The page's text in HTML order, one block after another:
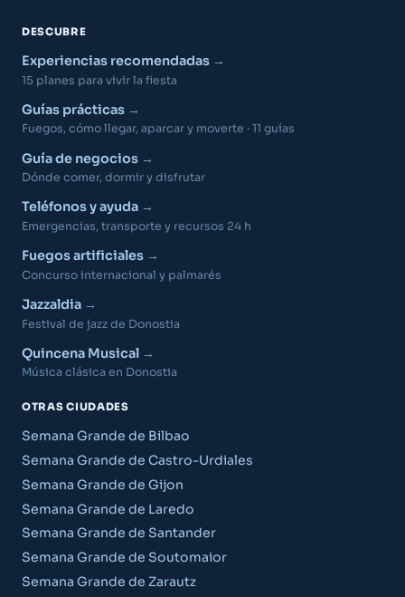
DESCUBRE
Experiencias recomendadas
15 planes para vivir la fiesta
Guías prácticas
Fuegos, cómo llegar, aparcar y moverte · 11 guías
Guía de negocios
Dónde comer, dormir y disfrutar
Teléfonos y ayuda
Emergencias, transporte y recursos 24 h
Fuegos artificiales
Concurso internacional y palmarés
Jazzaldia
Festival de jazz de Donostia
Quincena Musical
Música clásica en Donostia
OTRAS CIUDADES
Semana Grande de Bilbao
Semana Grande de Castro-Urdiales
Semana Grande de Gijon
Semana Grande de Laredo
Semana Grande de Santander
Semana Grande de Soutomaior
Semana Grande de Zarautz